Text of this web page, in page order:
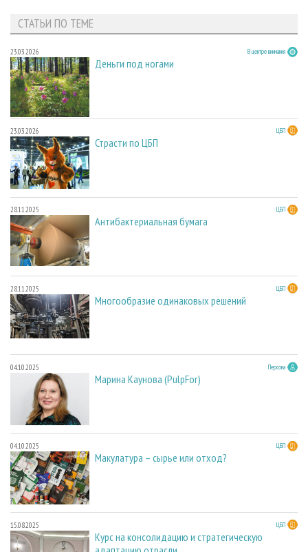
СТАТЬИ ПО ТЕМЕ
23.03.2026 В центре внимания
Деньги под ногами
23.03.2026 ЦБП
Страсти по ЦБП
28.11.2025 ЦБП
Антибактериальная бумага
28.11.2025 ЦБП
Многообразие одинаковых решений
04.10.2025 Персона
Марина Каунова (PulpFor)
04.10.2025 ЦБП
Макулатура – сырье или отход?
15.08.2025 ЦБП
Курс на консолидацию и стратегическую